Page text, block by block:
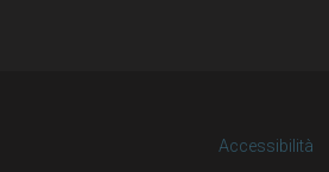
Accessibilità